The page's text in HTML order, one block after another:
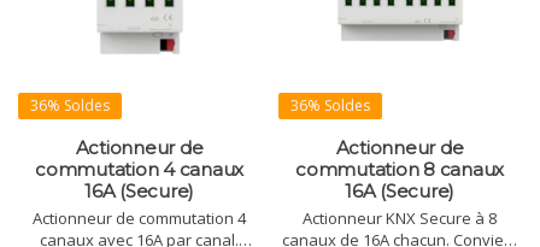
36% Soldes
Actionneur de
commutation 4 canaux
16A (Secure)
Actionneur de commutation 4
canaux avec 16A par canal.
36% Soldes
Actionneur de
commutation 8 canaux
16A (Secure)
Actionneur KNX Secure à 8
canaux de 16A chacun. Convient